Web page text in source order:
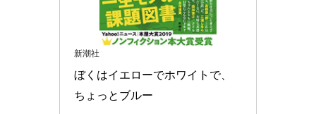
新潮社
ぼくはイエローでホワイトで、
ちょっとブルー